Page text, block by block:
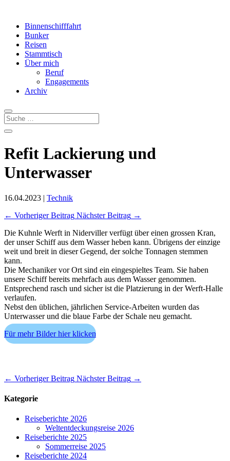
Binnenschifffahrt
Bunker
Reisen
Stammtisch
Über mich
Beruf
Engagements
Archiv
Refit Lackierung und
Unterwasser
16.04.2023 | Technik
← Vorheriger Beitrag Nächster Beitrag →
Die Kuhnle Werft in Niderviller verfügt über einen grossen Kran,
der unser Schiff aus dem Wasser heben kann. Übrigens der einzige
weit und breit in dieser Gegend, der solche Tonnagen stemmen
kann.
Die Mechaniker vor Ort sind ein eingespieltes Team. Sie haben
unsere Schiff bereits mehrfach aus dem Wasser genommen.
Entsprechend rasch und sicher ist die Platzierung in der Werft-Halle
verlaufen.
Nebst den üblichen, jährlichen Service-Arbeiten wurden das
Unterwasser und die blaue Farbe der Schale neu gemacht.
Für mehr Bilder hier klicken
← Vorheriger Beitrag Nächster Beitrag →
Kategorie
Reiseberichte 2026
Weltentdeckungsreise 2026
Reiseberichte 2025
Sommerreise 2025
Reiseberichte 2024